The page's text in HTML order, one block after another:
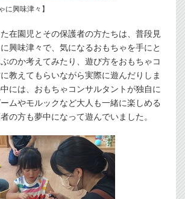
に興味津々】
在園児とその保護者の方たちは、普段見
興味津々で、気になるおもちゃを手にと
のか考えてみたり、遊び方をおもちゃコ
教えてもらいながら実際に遊んだりしま
には、おもちゃコンサルタントが独自に
ムやモルックなど大人も一緒に楽しめる
の方も夢中になって遊んでいました。